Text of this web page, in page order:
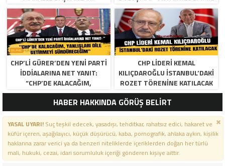
GÖREVLENDIRILDI
ADALET VE EŞITLIK”
CHP’LI GÜRER’DEN YENI PARTI
İDDIALARINA NET YANIT:
“CHP’DE KALACAĞIM,
YANLIŞLARI DILE GETIRMEYI
SÜRDÜRECEĞIM”
CHP LIDERI KEMAL
KILIÇDAROĞLU İSTANBUL’DAKI
ROZET TÖRENINE KATILACAK
HABER HAKKINDA GÖRÜŞ BELİRT
YASAL UYARI!Suç teşkil edecek, yasadışı, tehditkar, rahatsız edici, hakaret ve
küfür içeren, aşağılayıcı, küçük düşürücü, kaba, pornografik, ahlaka aykırı, kişilik
haklarına zarar verici ya da benzeri niteliklerde içeriklerden doğan her türlü
mali, hukuki, cezai, idari sorumluluk içeriği gönderen kişiye aittir.